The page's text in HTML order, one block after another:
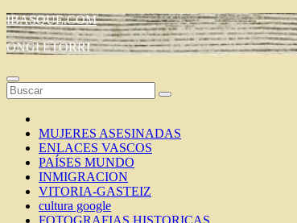
Saltar
al
contenido
IBASQUE.COM
ONGI ETORRI
MUJERES ASESINADAS
ENLACES VASCOS
PAÍSES MUNDO
INMIGRACION
VITORIA-GASTEIZ
cultura google
FOTOGRAFIAS HISTORICAS